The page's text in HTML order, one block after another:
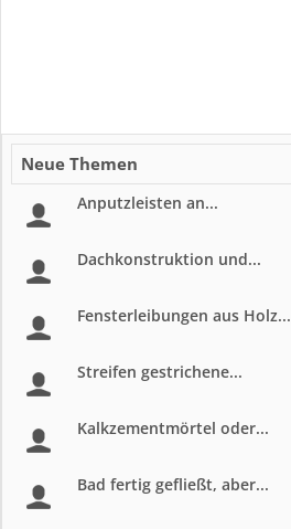
Neue Themen
Anputzleisten an...
Dachkonstruktion und...
Fensterleibungen aus Holz...
Streifen gestrichene...
Kalkzementmörtel oder...
Bad fertig gefließt, aber...